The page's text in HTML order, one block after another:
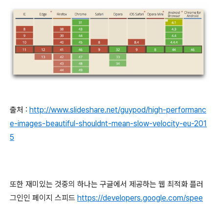
출처 : http://www.slideshare.net/guypod/high-performanc
e-images-beautiful-shouldnt-mean-slow-velocity-eu-201
5
또한 재미있는 것중의 하나는 구글에서 제공하는 웹 최적화 플러
그인인 페이지 스피드 https://developers.google.com/spee